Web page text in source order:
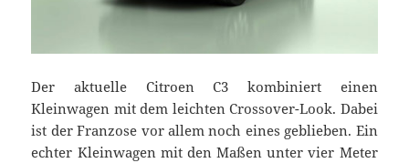
Der aktuelle Citroen C3 kombiniert einen
Kleinwagen mit dem leichten Crossover-Look. Dabei
ist der Franzose vor allem noch eines geblieben. Ein
echter Kleinwagen mit den Maßen unter vier Meter